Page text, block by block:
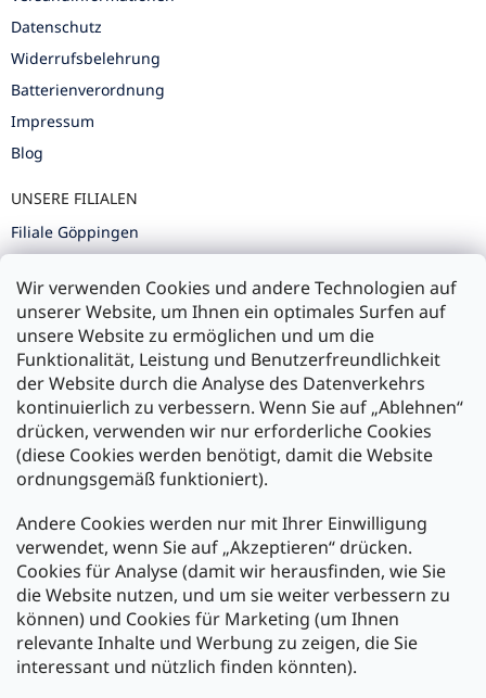
Wir verwenden Cookies und andere Technologien auf
unserer Website, um Ihnen ein optimales Surfen auf
unsere Website zu ermöglichen und um die
Funktionalität, Leistung und Benutzerfreundlichkeit
der Website durch die Analyse des Datenverkehrs
kontinuierlich zu verbessern. Wenn Sie auf „Ablehnen“
drücken, verwenden wir nur erforderliche Cookies
(diese Cookies werden benötigt, damit die Website
ordnungsgemäß funktioniert).
Andere Cookies werden nur mit Ihrer Einwilligung
verwendet, wenn Sie auf „Akzeptieren“ drücken.
Cookies für Analyse (damit wir herausfinden, wie Sie
die Website nutzen, und um sie weiter verbessern zu
können) und Cookies für Marketing (um Ihnen
relevante Inhalte und Werbung zu zeigen, die Sie
interessant und nützlich finden könnten).
Datenschutz
Widerrufsbelehrung
Batterienverordnung
Impressum
Blog
UNSERE FILIALEN
Filiale Göppingen
Filiale Ulm
Zahlung und Versand
Versand mit:
Zahlarten: